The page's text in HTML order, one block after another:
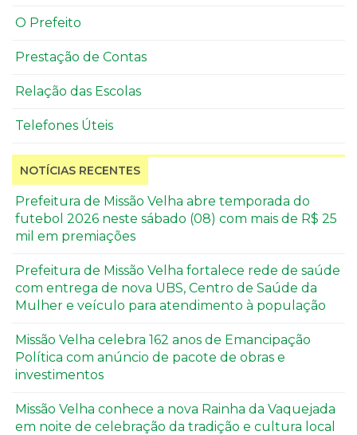
O Prefeito
Prestação de Contas
Relação das Escolas
Telefones Úteis
NOTÍCIAS RECENTES
Prefeitura de Missão Velha abre temporada do
futebol 2026 neste sábado (08) com mais de R$ 25
mil em premiações
Prefeitura de Missão Velha fortalece rede de saúde
com entrega de nova UBS, Centro de Saúde da
Mulher e veículo para atendimento à população
Missão Velha celebra 162 anos de Emancipação
Política com anúncio de pacote de obras e
investimentos
Missão Velha conhece a nova Rainha da Vaquejada
em noite de celebração da tradição e cultura local